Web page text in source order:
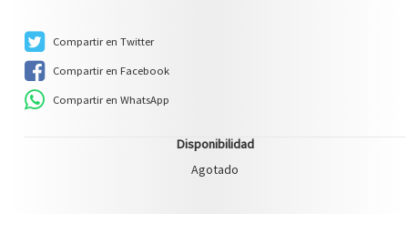
Compartir en Twitter
Compartir en Facebook
Compartir en WhatsApp
Disponibilidad
Agotado